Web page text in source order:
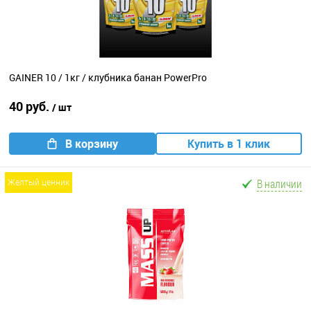
GAINER 10 / 1кг / клубника банан PowerPro
40 руб. / шт
В корзину Купить в 1 клик
желтый ценник В наличии